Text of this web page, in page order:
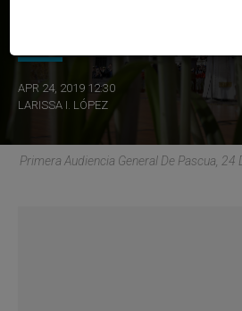
APR 24, 2019 12:30
LARISSA I. LÓPEZ
Primera Audiencia General De Pascua,